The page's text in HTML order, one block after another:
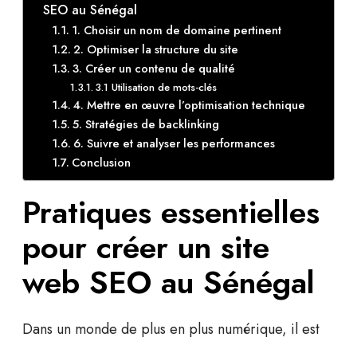
SEO au Sénégal
1. Choisir un nom de domaine pertinent
2. Optimiser la structure du site
3. Créer un contenu de qualité
3.1 Utilisation de mots-clés
4. Mettre en œuvre l’optimisation technique
5. Stratégies de backlinking
6. Suivre et analyser les performances
Conclusion
Pratiques essentielles
pour créer un site
web SEO au Sénégal
Dans un monde de plus en plus numérique, il est